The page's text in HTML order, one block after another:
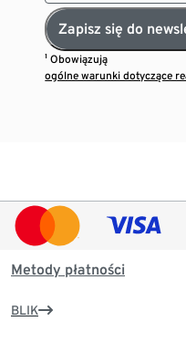
Zapisz się do
¹ Obowiązują
ogólne warunki dotyczące
Metody płatności
BLIK